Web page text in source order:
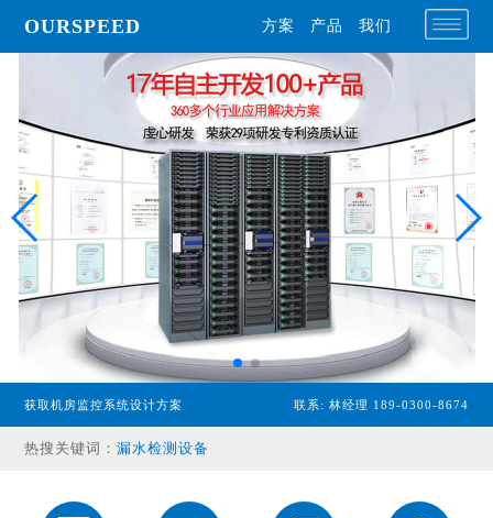
OURSPEED 方案 产品 我们
获取机房监控系统设计方案 联系: 林经理 189-0300-8674
热搜关键词：
专业型主机
漏水检测设备
配电监控设备